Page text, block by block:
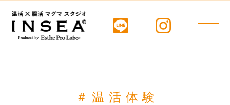
＃温活体験